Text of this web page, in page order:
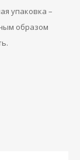
упаковка –
образом